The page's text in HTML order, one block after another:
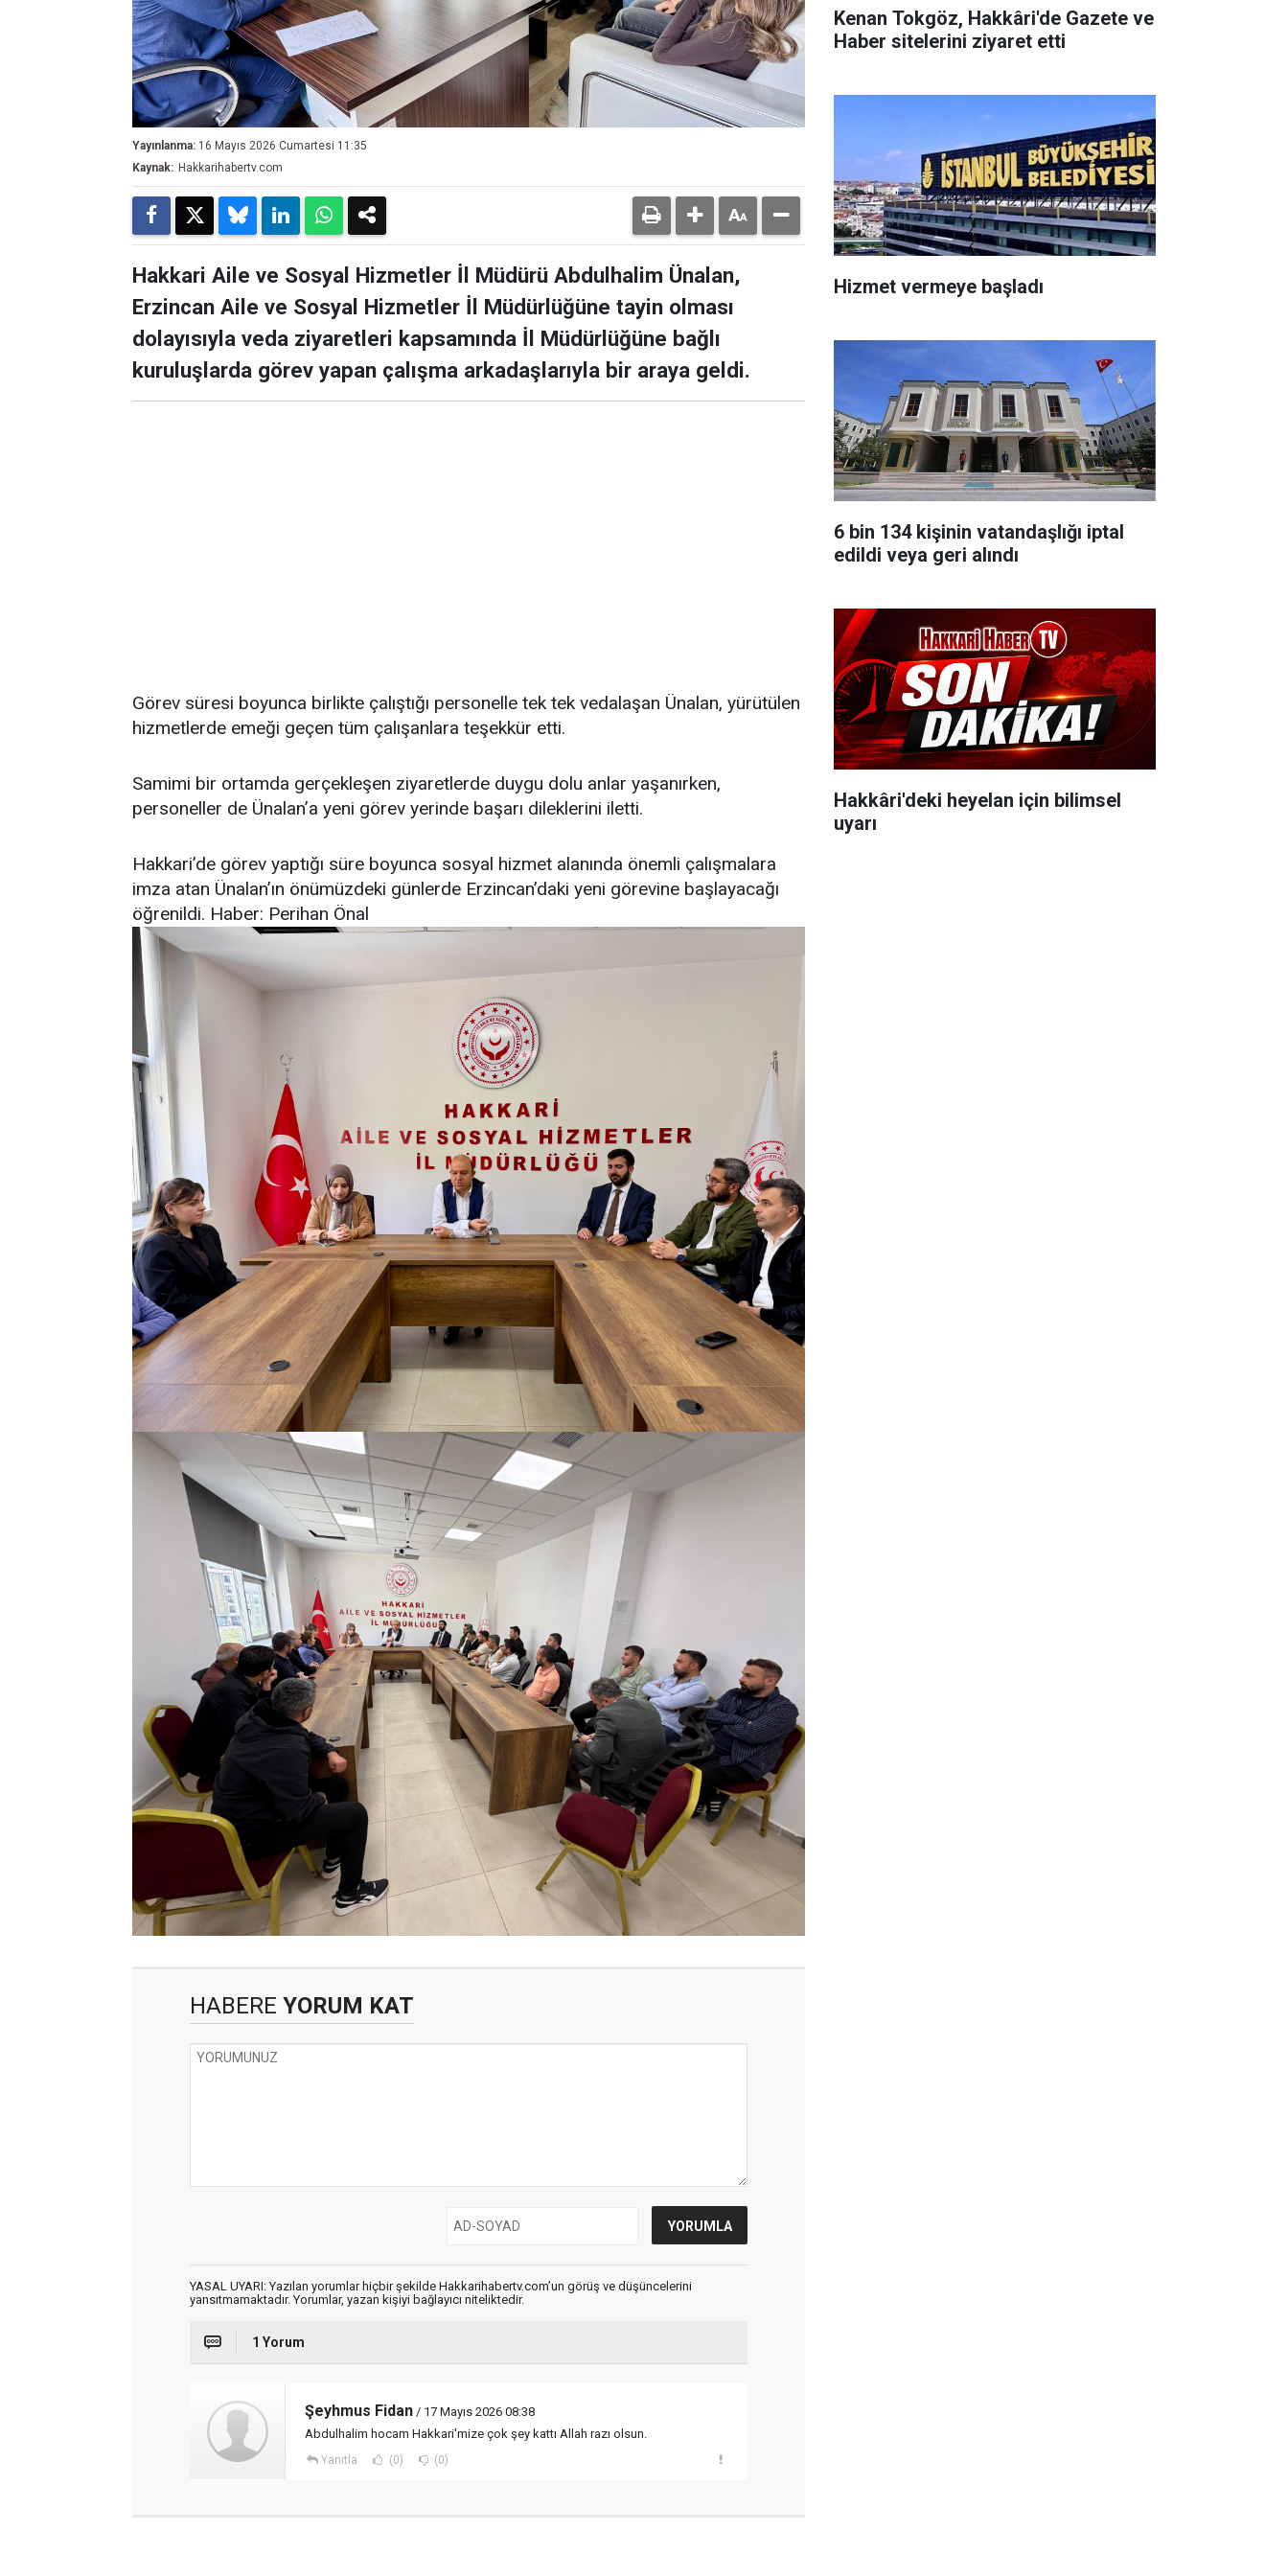
Yayınlanma: 16 Mayıs 2026 Cumartesi 11:35
Kaynak: Hakkarihabertv.com
Hakkari Aile ve Sosyal Hizmetler İl Müdürü Abdulhalim Ünalan,
Erzincan Aile ve Sosyal Hizmetler İl Müdürlüğüne tayin olması
dolayısıyla veda ziyaretleri kapsamında İl Müdürlüğüne bağlı
kuruluşlarda görev yapan çalışma arkadaşlarıyla bir araya geldi.
Görev süresi boyunca birlikte çalıştığı personelle tek tek vedalaşan Ünalan, yürütülen
hizmetlerde emeği geçen tüm çalışanlara teşekkür etti.
Samimi bir ortamda gerçekleşen ziyaretlerde duygu dolu anlar yaşanırken,
personeller de Ünalan’a yeni görev yerinde başarı dileklerini iletti.
Hakkari’de görev yaptığı süre boyunca sosyal hizmet alanında önemli çalışmalara
imza atan Ünalan’ın önümüzdeki günlerde Erzincan’daki yeni görevine başlayacağı
öğrenildi. Haber: Perihan Önal
HABERE YORUM KAT
YASAL UYARI: Yazılan yorumlar hiçbir şekilde Hakkarihabertv.com’un görüş ve düşüncelerini
yansıtmamaktadır. Yorumlar, yazan kişiyi bağlayıcı niteliktedir.
1 Yorum
Şeyhmus Fidan / 17 Mayıs 2026 08:38
Abdulhalim hocam Hakkari'mize çok şey kattı Allah razı olsun.
Yanıtla (0) (0)
Kenan Tokgöz, Hakkâri'de Gazete ve
Haber sitelerini ziyaret etti
Hizmet vermeye başladı
6 bin 134 kişinin vatandaşlığı iptal
edildi veya geri alındı
Hakkâri'deki heyelan için bilimsel
uyarı